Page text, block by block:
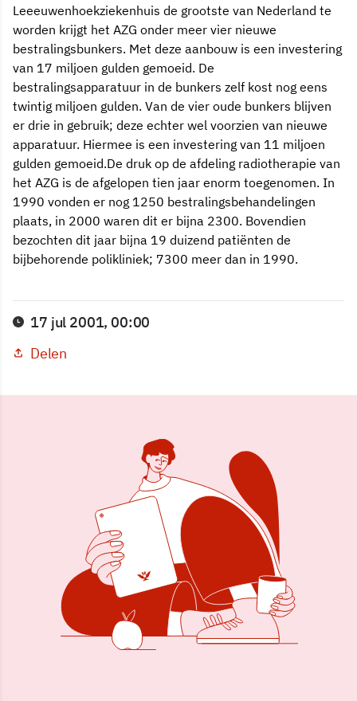
Leeeuwenhoekziekenhuis de grootste van Nederland te
worden krijgt het AZG onder meer vier nieuwe
bestralingsbunkers. Met deze aanbouw is een investering
van 17 miljoen gulden gemoeid. De
bestralingsapparatuur in de bunkers zelf kost nog eens
twintig miljoen gulden. Van de vier oude bunkers blijven
er drie in gebruik; deze echter wel voorzien van nieuwe
apparatuur. Hiermee is een investering van 11 miljoen
gulden gemoeid.De druk op de afdeling radiotherapie van
het AZG is de afgelopen tien jaar enorm toegenomen. In
1990 vonden er nog 1250 bestralingsbehandelingen
plaats, in 2000 waren dit er bijna 2300. Bovendien
bezochten dit jaar bijna 19 duizend patiënten de
bijbehorende polikliniek; 7300 meer dan in 1990.
17 jul 2001, 00:00
Delen